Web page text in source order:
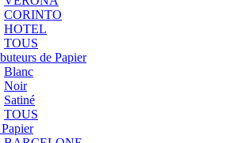
CORINTO
HOTEL
TOUS
de Papier
Blanc
Noir
Satiné
TOUS